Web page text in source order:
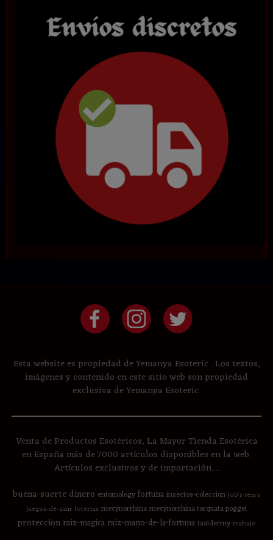
Esta website es propiedad de Yemanya Esoteric . Los textos,
imágenes y contenido en este sitio web son propiedad
exclusiva de Yemanya Esoteric.
Venta de Productos Esotéricos, La Mayor Tienda Esotérica
en España más de 7000 artículos disponibles en la web.
Artículos exclusivos y de importación....
buena-suertedinero entomologyfortunainsectos-coleccion job's tears
juegos-de-azar loterias mecynorrhinamecynorrhina torquata poggei
proteccion raiz-magica raiz-mano-de-la-fortunataxidermy trabajo